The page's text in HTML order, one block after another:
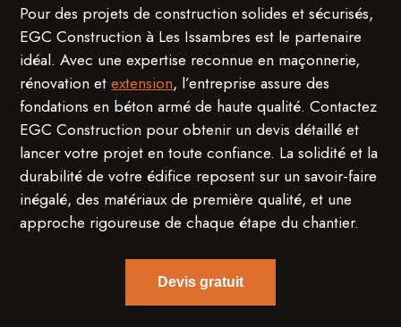
Pour des projets de construction solides et sécurisés,
EGC Construction à Les Issambres est le partenaire
idéal. Avec une expertise reconnue en maçonnerie,
rénovation etextension, l’entreprise assure des
fondations en béton armé de haute qualité. Contactez
EGC Construction pour obtenir un devis détaillé et
lancer votre projet en toute confiance. La solidité et la
durabilité de votre édifice reposent sur un savoir-faire
inégalé, des matériaux de première qualité, et une
approche rigoureuse de chaque étape du chantier.
Devis gratuit